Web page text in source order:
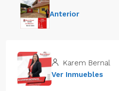
Anterior
Karem Bernal
Ver Inmuebles